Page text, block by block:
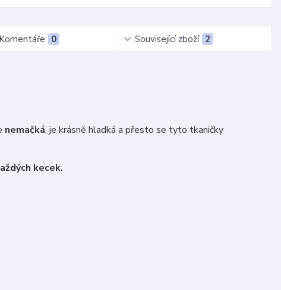
Komentáře 0 Související zboží 2
nemačká, je krásně hladká a přesto se tyto tkaničky
kecek.